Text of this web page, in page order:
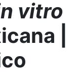
vitro
|